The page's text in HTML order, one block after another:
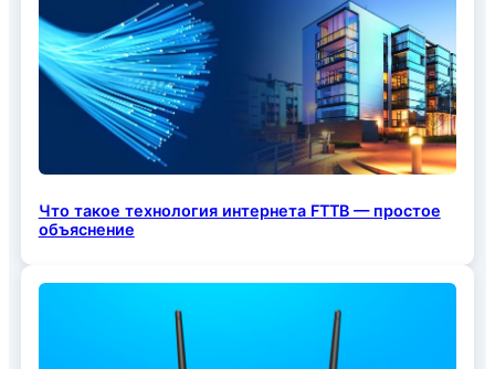
Что такое технология интернета FTTB — простое
объяснение